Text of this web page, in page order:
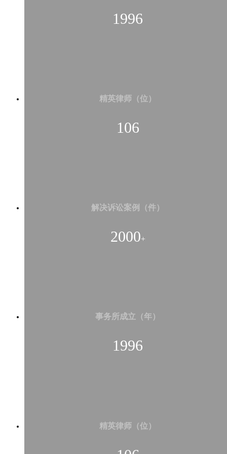
1996
精英律师（位）
106
解决诉讼案例（件）
2000+
事务所成立（年）
1996
精英律师（位）